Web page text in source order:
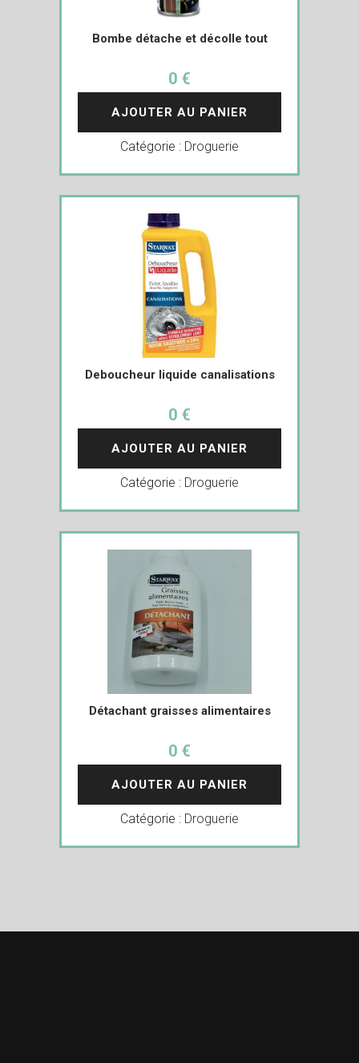
Bombe détache et décolle tout
0 €
AJOUTER AU PANIER
Catégorie : Droguerie
Deboucheur liquide canalisations
0 €
AJOUTER AU PANIER
Catégorie : Droguerie
Détachant graisses alimentaires
0 €
AJOUTER AU PANIER
Catégorie : Droguerie